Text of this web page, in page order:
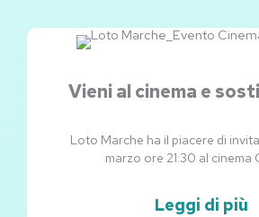
Vieni al cinema e
Loto Marche ha il piacere di
marzo ore 21:30 al cinema
Leggi di più